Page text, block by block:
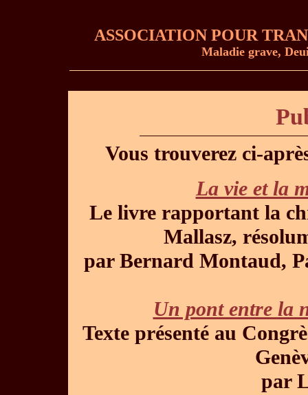
ASSOCIATION POUR
Maladie grave,
Vous trouverez ci-
La vie et la
Le livre rapportant la
Mallasz,
par Bernard Montaud,
Un pont entre la
Texte présenté au
par